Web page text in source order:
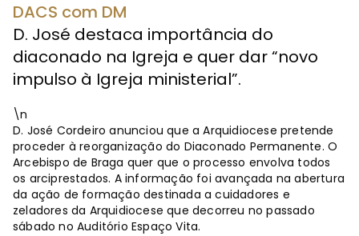
DACS com DM
D. José destaca importância do
diaconado na Igreja e quer dar “novo
impulso à Igreja ministerial”.
\n
D. José Cordeiro anunciou que a Arquidiocese pretende
proceder à reorganização do Diaconado Permanente. O
Arcebispo de Braga quer que o processo envolva todos
os arciprestados. A informação foi avançada na abertura
da ação de formação destinada a cuidadores e
zeladores da Arquidiocese que decorreu no passado
sábado no Auditório Espaço Vita.